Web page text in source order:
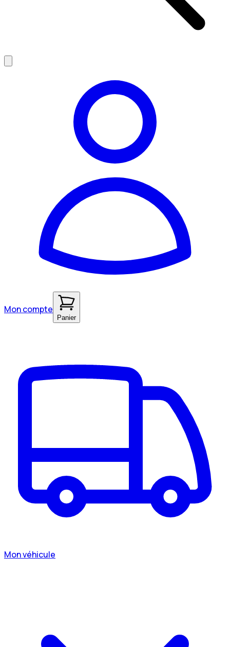
Mon compte
Panier
Mon véhicule